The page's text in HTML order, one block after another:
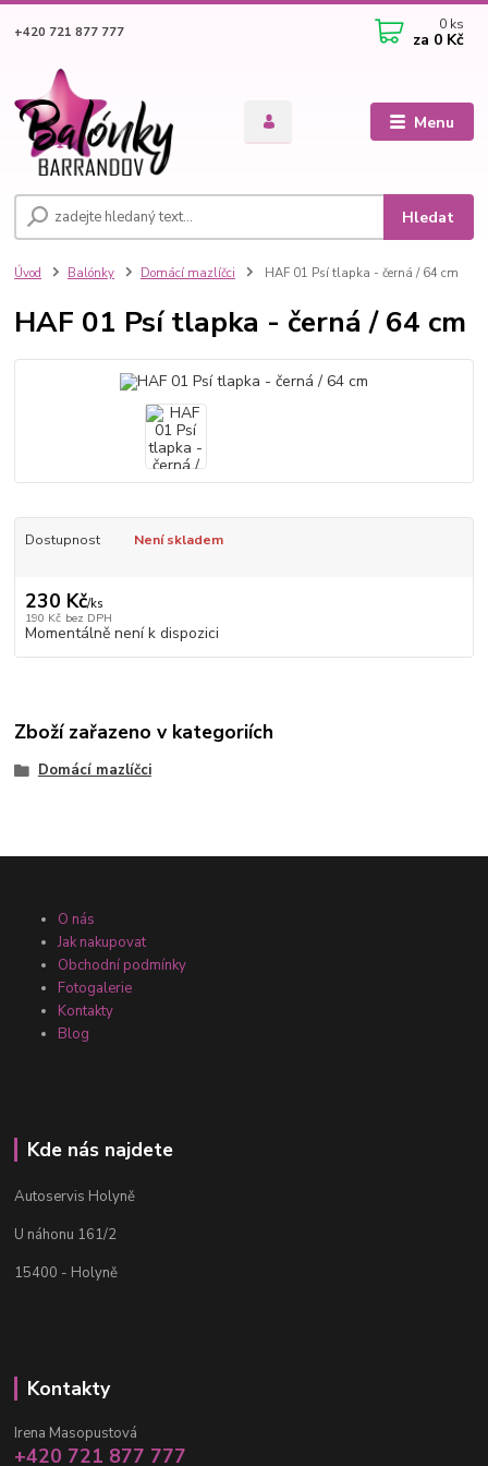
Menu
Hledat
+420 721 877 777 0 ks
za 0 Kč
Úvod Balónky Domácí mazlíčci HAF 01 Psí tlapka - černá / 64 cm
HAF 01 Psí tlapka - černá / 64 cm
Dostupnost Není skladem
230 Kč/ks
190 Kč bez DPH
Momentálně není k dispozici
Zboží zařazeno v kategoriích
Domácí mazlíčci
O nás
Jak nakupovat
Obchodní podmínky
Fotogalerie
Kontakty
Blog
Kde nás najdete
Autoservis Holyně
U náhonu 161/2
15400 - Holyně
Kontakty
Irena Masopustová
+420 721 877 777